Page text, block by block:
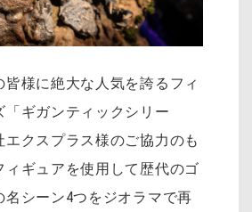
皆様に絶大な人気を誇るフィ
「ギガンティックシリー
エクスプラス様のご協力のも
ィギュアを使用して歴代のゴ
名シーン4つをジオラマで再